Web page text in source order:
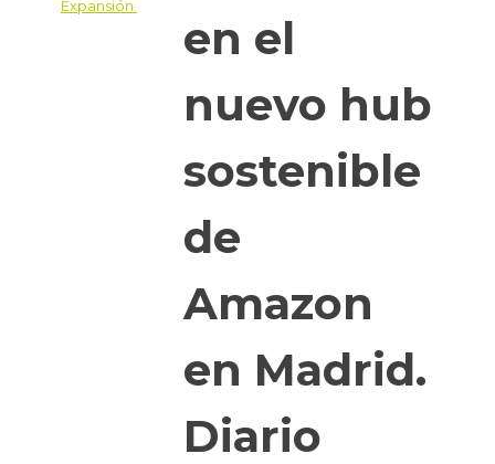
en el
nuevo hub
sostenible
de
Amazon
en Madrid.
Diario